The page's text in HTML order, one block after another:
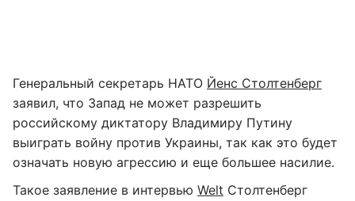
Генеральный секретарь НАТО Йенс Столтенберг
заявил, что Запад не может разрешить
российскому диктатору Владимиру Путину
выиграть войну против Украины, так как это будет
означать новую агрессию и еще большее насилие.
Такое заявление в интервью Welt Столтенберг